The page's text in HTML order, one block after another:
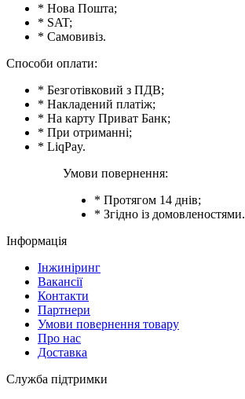
* Нова Пошта;
* SAT;
* Самовивіз.
Способи оплати:
* Безготівковий з ПДВ;
* Накладений платіж;
* На карту Приват Банк;
* При отриманні;
* LiqPay.
Умови повернення:
* Протягом 14 днів;
* Згідно із домовленостями.
Інформація
Інжиніринг
Вакансії
Контакти
Партнери
Умови повернення товару
Про нас
Доставка
Служба підтримки